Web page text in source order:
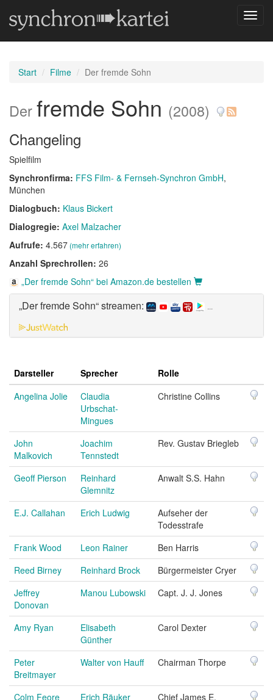
Start Filme Der fremde Sohn
Der fremde Sohn (2008)
Changeling
Spielfilm
Synchronfirma: FFS Film- & Fernseh-Synchron GmbH,
München
Dialogbuch: Klaus Bickert
Dialogregie: Axel Malzacher
Aufrufe: 4.567(mehr erfahren)
Anzahl Sprechrollen: 26
„Der fremde Sohn“ bei Amazon.de bestellen
„Der fremde Sohn“ streamen: ...
Darsteller Sprecher
Rolle
Angelina Jolie
Claudia
Urbschat-
Mingues
Christine Collins
John
Malkovich
Joachim
Tennstedt
Rev. Gustav Briegleb
Geoff Pierson
Reinhard
Glemnitz
Anwalt S.S. Hahn
E.J. Callahan Erich Ludwig
Aufseher der
Todesstrafe
Frank Wood
Leon Rainer
Ben Harris
Reed Birney
Reinhard Brock
Bürgermeister Cryer
Jeffrey
Donovan
Manou Lubowski Capt. J. J. Jones
Amy Ryan
Elisabeth
Günther
Carol Dexter
Peter
Breitmayer
Walter von Hauff Chairman Thorpe
Colm Feore Erich Räuker
Chief James E.